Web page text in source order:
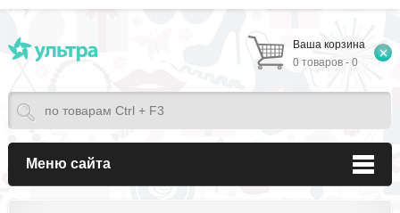
Ваша корзина
0 товаров - 0
Меню сайта